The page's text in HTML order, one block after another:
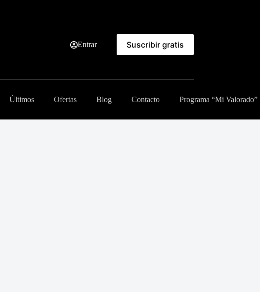
Entrar Suscribir gratis
Últimos Ofertas Blog Contacto Programa “Mi Valorado”